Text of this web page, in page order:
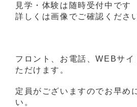
見学・体験は随時受付中です
詳しくは画像でご確認くださ
フロント、お電話、WEBサイ
ただけます。
定員がございますのでお早め
い。